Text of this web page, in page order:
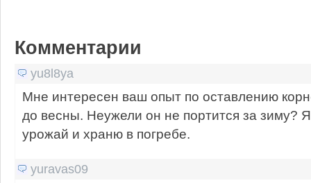
Комментарии
yu8l8ya
Мне интересен ваш опыт по оставлению
до весны. Неужели он не портится за зиму?
урожай и храню в погребе.
yuravas09